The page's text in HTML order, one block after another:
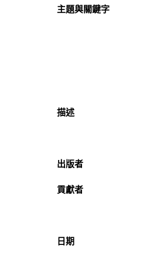
主題與關鍵字
描述
出版者
貢獻者
日期